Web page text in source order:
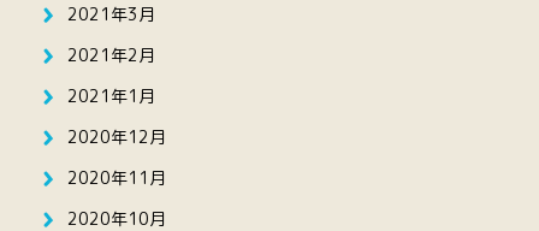
2021年3月
2021年2月
2021年1月
2020年12月
2020年11月
2020年10月